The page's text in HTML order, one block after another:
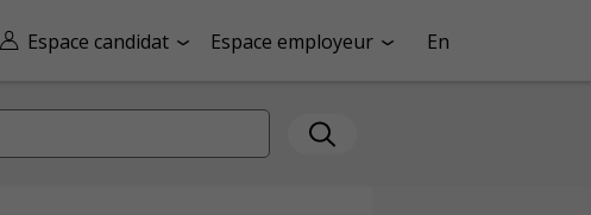
Espace candidat Espace employeur En